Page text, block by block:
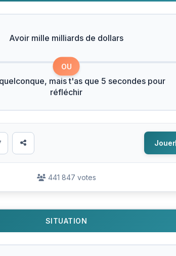
Avoir mille milliards de dollars
OU
mais t'as que 5 secondes pour
réfléchir
Jouer
441 847 votes
SITUATION